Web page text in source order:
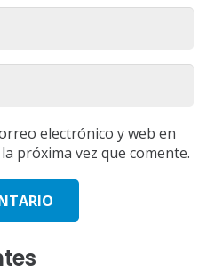
electrónico y web en
próxima vez que comente.